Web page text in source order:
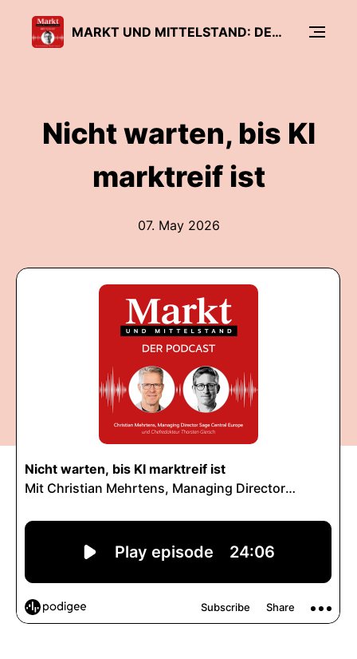
MARKT UND MITTELSTAND: DER PODCAST
Nicht warten, bis KI
marktreif ist
07. May 2026